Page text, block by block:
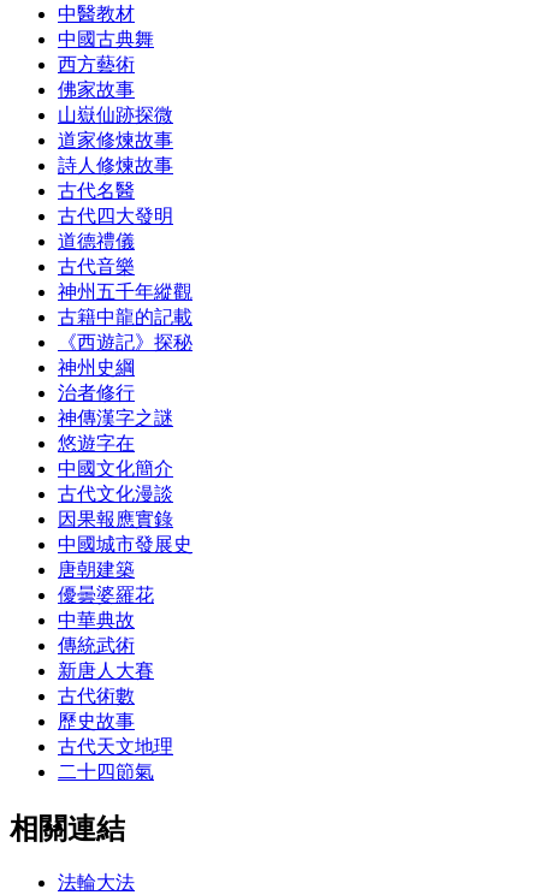
中醫教材
中國古典舞
西方藝術
佛家故事
山嶽仙跡探微
道家修煉故事
詩人修煉故事
古代名醫
古代四大發明
道德禮儀
古代音樂
神州五千年縱觀
古籍中龍的記載
《西遊記》探秘
神州史綱
治者修行
神傳漢字之謎
悠遊字在
中國文化簡介
古代文化漫談
因果報應實錄
中國城市發展史
唐朝建築
優曇婆羅花
中華典故
傳統武術
新唐人大賽
古代術數
歷史故事
古代天文地理
二十四節氣
相關連結
法輪大法